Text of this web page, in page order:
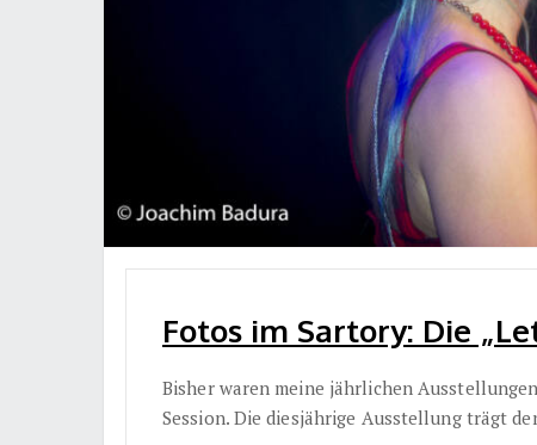
Fotos im Sartory: Die
Bisher waren meine jährlichen
Session. Die diesjährige Ausstellung trägt